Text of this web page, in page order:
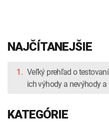
NAJČÍTANEJŠIE
1. Veľký prehľad o
ich výhody a nevýhody
KATEGÓRIE